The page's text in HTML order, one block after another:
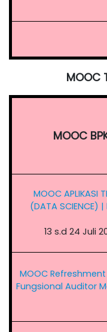
MOOC
MOOC
MOOC APLIKASI
(DATA SCIENCE) |
13 s.d 24 Juli
MOOC
Fungsional Auditor